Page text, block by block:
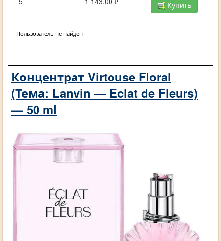
Купить
Пользователь не найден
Концентрат Virtouse Floral
(Тема: Lanvin — Eclat de Fleurs)
— 50 ml